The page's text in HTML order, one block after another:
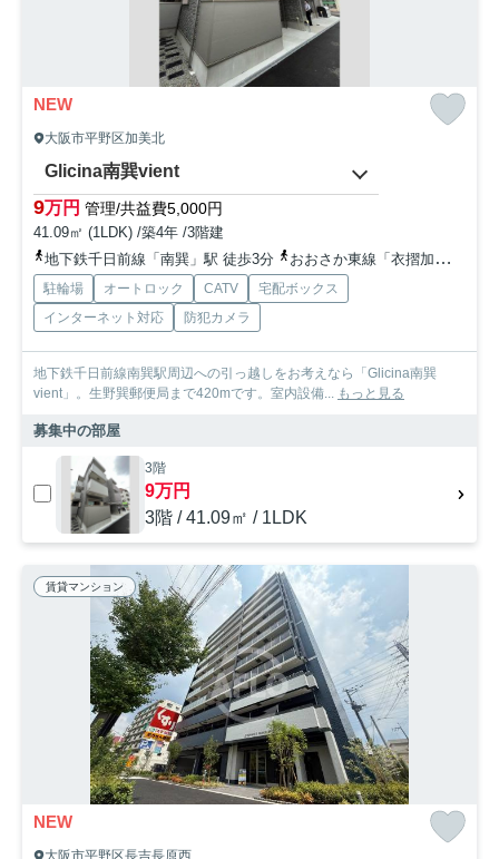
NEW
大阪市平野区加美北
Glicina南巽vient
9万円 管理/共益費5,000円
41.09㎡ (1LDK) /築4年 /3階建
地下鉄千日前線「南巽」駅 徒歩3分
おおさか東線「衣摺加美北」駅 徒歩22分
駐輪場 オートロック CATV
宅配ボックス
インターネット対応
防犯カメラ
地下鉄千日前線南巽駅周辺への引っ越しをお考えなら「Glicina南巽
vient」。生野巽郵便局まで420mです。室内設備... もっと見る
募集中の部屋
3階
9万円
3階 / 41.09㎡ / 1LDK
賃貸マンション
NEW
大阪市平野区長吉長原西